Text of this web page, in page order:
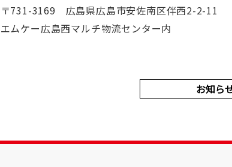
〒731-3169 広島県広島市安佐南区伴西2-2-11
エムケー広島西マルチ物流センター内
お知ら